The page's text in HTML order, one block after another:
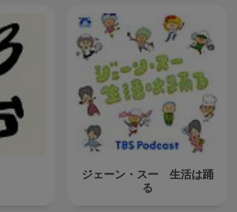
ジェーン・スー 生活は踊
る